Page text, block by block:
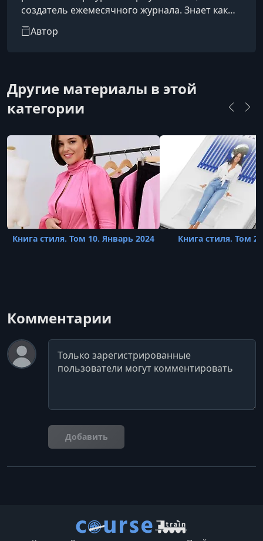
создатель ежемесячного журнала. Знает как
выглядеть круто и в размере S и в размере XL.
Своими советами помогает вам в создании
Автор
Другие материалы в этой
категории
Книга стиля. Том 10. Январь 2024 Книга стиля. Том
Комментарии
Комментарий
Добавить